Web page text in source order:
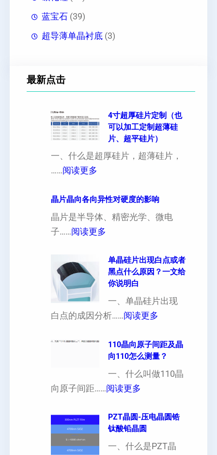
蓝宝石 (39)
超导薄单晶衬底 (3)
最新点击
4寸超厚硅片定制（也
可以加工定制超薄硅
片、超平硅片）
一、什么是超厚硅片，超薄硅片，
……阅读更多
寸
超
厚
也
以
定
超
薄
硅
晶片晶向各向异性对硬度的影响
晶片是半导体、精密光学、微电
子……阅读更多
片
晶
向
各
向
性
对
硬
度
影
响
单晶硅片出现白点或者
黑点什么原因？一文给
你说明白
一、单晶硅片出现
白点的成因分析……阅读更多
晶
硅
片
白
或
110晶向原子间距及晶
向110怎么测量？
一、什么叫做110晶
向原子间距……阅读更多
1
0
晶
PZT晶圆-压电晶圆锆
钛酸铅晶圆
一、什么是PZT晶